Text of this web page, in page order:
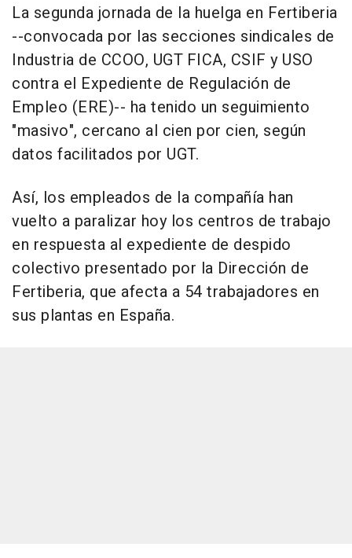
La segunda jornada de la huelga en Fertiberia
--convocada por las secciones sindicales de
Industria de CCOO, UGT FICA, CSIF y USO
contra el Expediente de Regulación de
Empleo (ERE)-- ha tenido un seguimiento
"masivo", cercano al cien por cien, según
datos facilitados por UGT.
Así, los empleados de la compañía han
vuelto a paralizar hoy los centros de trabajo
en respuesta al expediente de despido
colectivo presentado por la Dirección de
Fertiberia, que afecta a 54 trabajadores en
sus plantas en España.